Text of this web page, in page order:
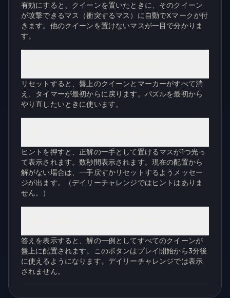
有効にすると、クイーンを置いたときに、そのクイーン
が攻撃できるマス（衝突するマス）に自動でXマークが付
きます。他のクイーンを置けないマスが一目で分かりま
す。
リセットすると、盤上のクイーンとマーカーがすべて消
え、タイマーが最初からに戻ります。パズルを最初から
やり直したいときに使います。
ヒントを押すと、正解の一手として置けるマスが1つ光っ
て表示されます。数秒間表示されます。現在の配置から
解がない場合は、一手戻すかリセットするようメッセー
ジが出ます。（デイリーチャレンジではヒントはありま
せん。）
答えを表示すると、解の一例としてすべてのクイーンが
盤上に配置されます。このボタンはプレイ開始から3分後
に使えるようになります。デイリーチャレンジでは表示
されません。